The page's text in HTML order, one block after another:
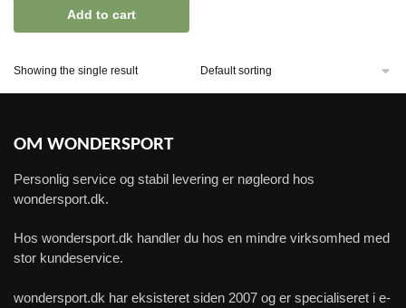
Add to cart
Showing the single result
OM WONDERSPORT
Personlig service og stabil levering er nøgleord hos
wondersport.dk.
Hos wondersport.dk handler du hos en mindre virksomhed med
stor kundeservice.
wondersport.dk har eksisteret siden 2007 og er specialiseret i e-